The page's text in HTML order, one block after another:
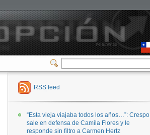
RSS feed
“Esta vieja viajaba todos los años…”: Crespo
sale en defensa de Camila Flores y le
responde sin filtro a Carmen Hertz